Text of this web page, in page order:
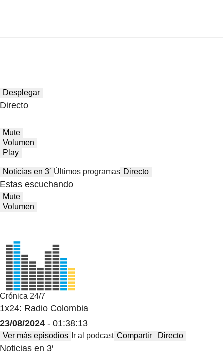
Desplegar
Directo
Mute
Volumen
Play
Noticias en 3′ Últimos programas Directo
Estas escuchando
Mute
Volumen
Crónica 24/7
1x24: Radio Colombia
23/08/2024 - 01:38:13
Ver más episodios Ir al podcast Compartir Directo
Noticias en 3′